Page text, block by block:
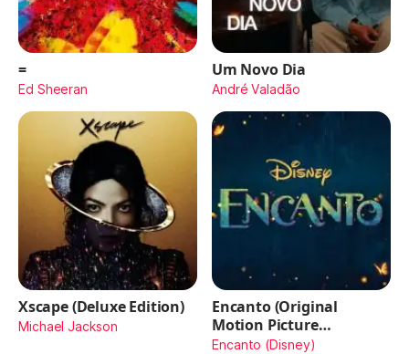
=
Ed Sheeran
Um Novo Dia
André Valadão
Xscape (Deluxe Edition)
Michael Jackson
Encanto (Original
Motion Picture
Soundtrack)
Encanto (Disney)